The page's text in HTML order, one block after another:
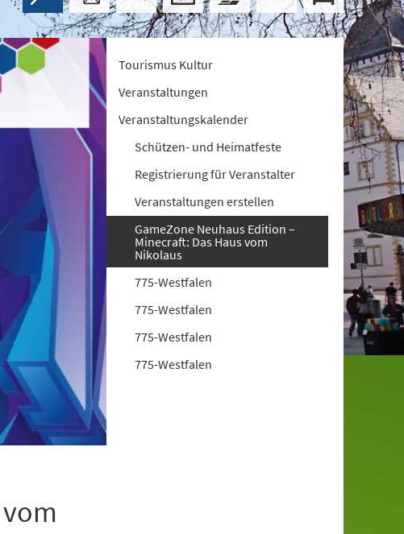
Tourismus Kultur
Veranstaltungen
Veranstaltungskalender
Schützen- und Heimatfeste
Registrierung für Veranstalter
Veranstaltungen erstellen
GameZone Neuhaus Edition –
Minecraft: Das Haus vom
Nikolaus
775-Westfalen
775-Westfalen
775-Westfalen
775-Westfalen